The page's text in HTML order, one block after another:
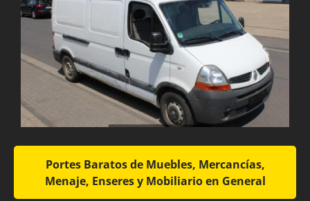
Portes Baratos de Muebles, Mercancías,
Menaje, Enseres y Mobiliario en General